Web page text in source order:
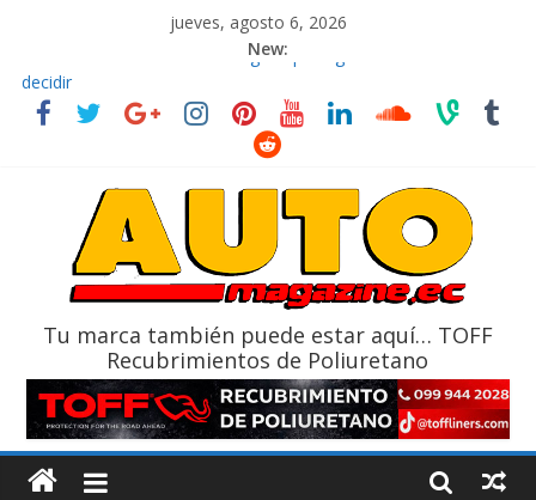
jueves, agosto 6, 2026
New:
El costo de tener un vehículo gana protagonismo a la hora de
decidir
Ultima película ‘Spider‑Man: Brand New Day’ pone en escena a
La Vuelta al Ecuador 2026, edición 47ª, recorre 7 provincias en 8
La FEDAK recibe 12 Sinotruk Bolden para cubrir las rutas de La
Tu marca también puede estar aquí… TOFF
Recubrimientos de Poliuretano